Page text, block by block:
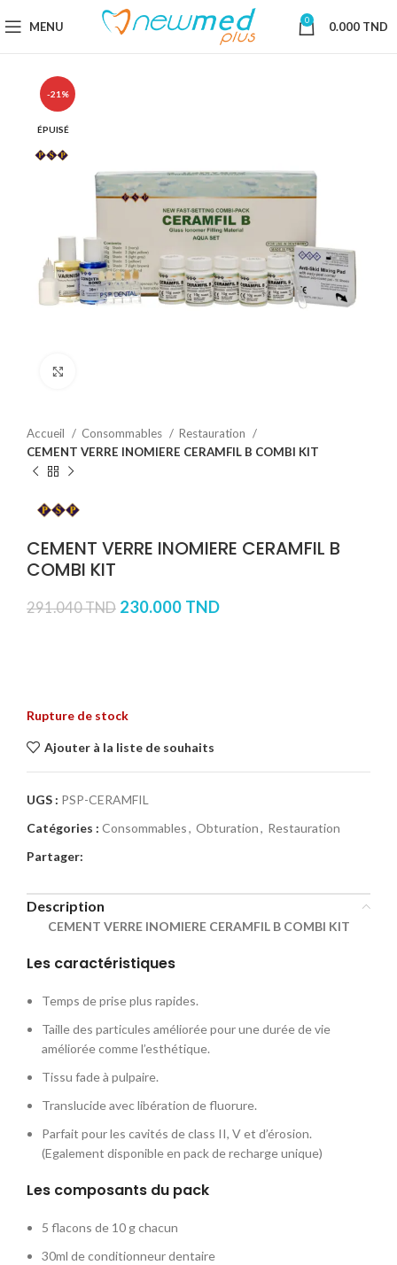
MENU 0 0.000 TND
-21%
ÉPUISÉ
Accueil Consommables
Restauration
CEMENT VERRE INOMIERE CERAMFIL B COMBI KIT
CEMENT VERRE INOMIERE CERAMFIL B
COMBI KIT
291.040TND 230.000 TND
Rupture de stock
Ajouter à la liste de souhaits
UGS : PSP-CERAMFIL
Catégories : Consommables, Obturation, Restauration
Partager:
Description
CEMENT VERRE INOMIERE CERAMFIL B COMBI KIT
Les caractéristiques
Temps de prise plus rapides.
Taille des particules améliorée pour une durée de vie
améliorée comme l’esthétique.
Tissu fade à pulpaire.
Translucide avec libération de fluorure.
Parfait pour les cavités de class II, V et d’érosion.
(Egalement disponible en pack de recharge unique)
Les composants du pack
5 flacons de 10 g chacun
30ml de conditionneur dentaire